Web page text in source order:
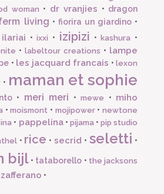
woman • dr vranjies • dragon
living • fiorira un giardino•
ilariai •ixxi • izipizi •kashura •
• labeltour creations • lampe
• les jacquard francais •lexon
• maman et sophie
• meri meri •mewe • miho
•moismont • mojipower•newtone
• pappelina• pijama • pip studio
• rice •secrid •seletti •
bijl• tataborello • the jacksons
zafferano •